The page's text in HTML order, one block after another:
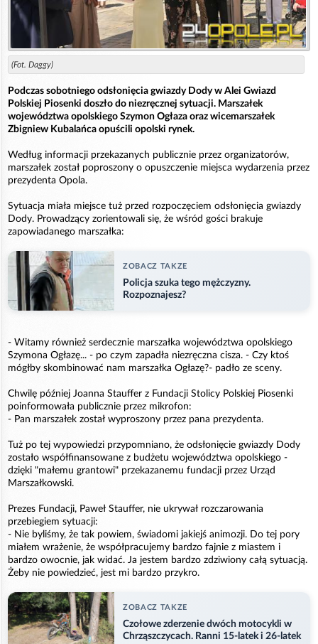
(Fot. Daggy)
Podczas sobotniego odsłonięcia gwiazdy Dody w Alei Gwiazd
Polskiej Piosenki doszło do niezręcznej sytuacji. Marszałek
województwa opolskiego Szymon Ogłaza oraz wicemarszałek
Zbigniew Kubalańca opuścili opolski rynek.
Według informacji przekazanych publicznie przez organizatorów,
marszałek został poproszony o opuszczenie miejsca wydarzenia przez
prezydenta Opola.
Sytuacja miała miejsce tuż przed rozpoczęciem odsłonięcia gwiazdy
Dody. Prowadzący zorientowali się, że wśród gości brakuje
zapowiadanego marszałka:
ZOBACZ TAKZE
Policja szuka tego mężczyzny.
Rozpoznajesz?
- Witamy również serdecznie marszałka województwa opolskiego
Szymona Ogłazę... - po czym zapadła niezręczna cisza. - Czy ktoś
mógłby skombinować nam marszałka Ogłazę?- padło ze sceny.
Chwilę później Joanna Stauffer z Fundacji Stolicy Polskiej Piosenki
poinformowała publicznie przez mikrofon:
- Pan marszałek został wyproszony przez pana prezydenta.
Tuż po tej wypowiedzi przypomniano, że odsłonięcie gwiazdy Dody
zostało współfinansowane z budżetu województwa opolskiego -
dzięki "małemu grantowi" przekazanemu fundacji przez Urząd
Marszałkowski.
Prezes Fundacji, Paweł Stauffer, nie ukrywał rozczarowania
przebiegiem sytuacji:
- Nie byliśmy, że tak powiem, świadomi jakiejś animozji. Do tej pory
miałem wrażenie, że współpracujemy bardzo fajnie z miastem i
bardzo owocnie, jak widać. Ja jestem bardzo zdziwiony całą sytuacją.
Żeby nie powiedzieć, jest mi bardzo przykro.
ZOBACZ TAKZE
Czołowe zderzenie dwóch motocykli w
Chrząszczycach. Ranni 15-latek i 26-latek